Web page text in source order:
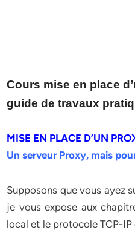
Cours mise en place
guide de travaux
MISE EN PLACE D’UN
Un serveur Proxy, mais
Supposons que vous ayez
je vous expose aux
local et le protocole TCP-